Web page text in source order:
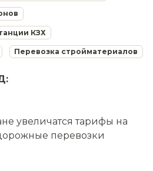
КЗХ
Перевозка стройматериалов
увеличатся тарифы на
перевозки